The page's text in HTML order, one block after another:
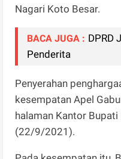
Nagari Koto Besar.
BACA JUGA : DPRD
Penderita
Penyerahan
kesempatan Apel
halaman Kantor Bupati
(22/9/2021).